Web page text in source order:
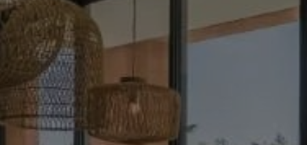
Acheter Villa 8 pièces 385 m² Marrakech